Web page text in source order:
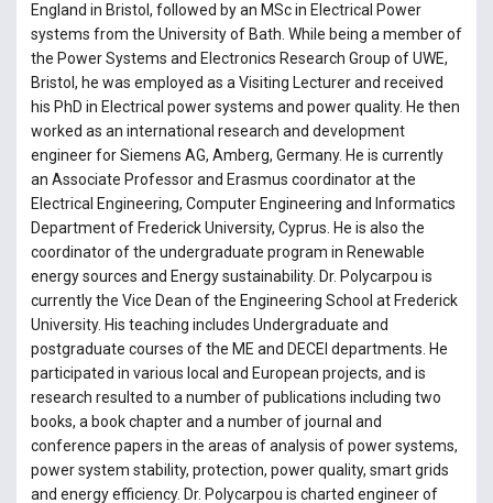
England in Bristol, followed by an MSc in Electrical Power
systems from the University of Bath. While being a member of
the Power Systems and Electronics Research Group of UWE,
Bristol, he was employed as a Visiting Lecturer and received
his PhD in Electrical power systems and power quality. He then
worked as an international research and development
engineer for Siemens AG, Amberg, Germany. He is currently
an Associate Professor and Erasmus coordinator at the
Electrical Engineering, Computer Engineering and Informatics
Department of Frederick University, Cyprus. He is also the
coordinator of the undergraduate program in Renewable
energy sources and Energy sustainability. Dr. Polycarpou is
currently the Vice Dean of the Engineering School at Frederick
University. His teaching includes Undergraduate and
postgraduate courses of the ME and DECEI departments. He
participated in various local and European projects, and is
research resulted to a number of publications including two
books, a book chapter and a number of journal and
conference papers in the areas of analysis of power systems,
power system stability, protection, power quality, smart grids
and energy efficiency. Dr. Polycarpou is charted engineer of